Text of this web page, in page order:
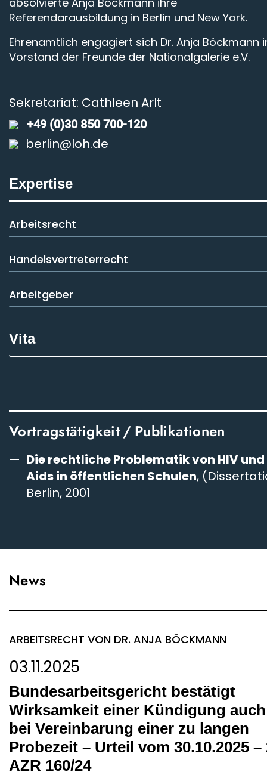
Referendarausbildung in Berlin und New York.
Ehrenamtlich engagiert sich Dr. Anja Böckmann
Vorstand der Freunde der Nationalgalerie e.V.
Sekretariat: Cathleen Arlt
+49 (0)30 850 700-120
berlin@loh.de
Expertise
Arbeitsrecht
Handelsvertreterrecht
Arbeitgeber
Vita
Vortragstätigkeit / Publikationen
Die rechtliche Problematik von HIV und
Aids in öffentlichen Schulen,
Berlin, 2001
News
ARBEITSRECHT VON DR. ANJA BÖCKMANN
03.11.2025
Bundesarbeitsgericht bestätigt
Wirksamkeit einer Kündigung auch
bei Vereinbarung einer zu langen
Probezeit – Urteil vom 30.10.2025 –
AZR 160/24